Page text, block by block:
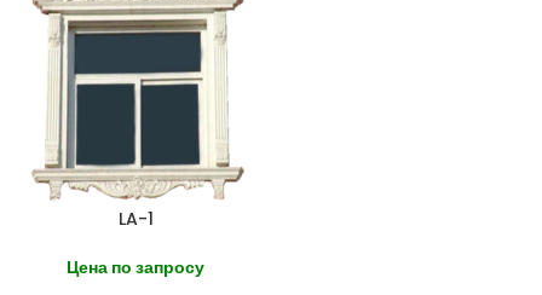
LA-1
Цена по запросу